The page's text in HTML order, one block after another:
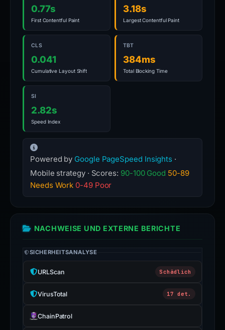
0.77s
First Contentful Paint
3.18s
Largest Contentful Paint
CLS
0.041
Cumulative Layout Shift
TBT
384ms
Total Blocking Time
SI
2.82s
Speed Index
Powered by Google PageSpeed Insights ·
Mobile strategy · Scores: 90-100 Good 50-89
Needs Work 0-49 Poor
NACHWEISE UND EXTERNE BERICHTE
SICHERHEITSANALYSE
URLScan Schädlich
VirusTotal 17 det.
ChainPatrol